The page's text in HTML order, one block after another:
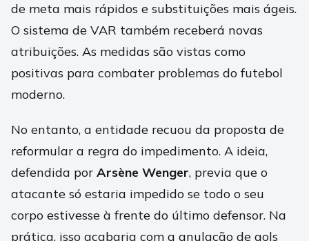
de meta mais rápidos e substituições mais ágeis.
O sistema de VAR também receberá novas
atribuições. As medidas são vistas como
positivas para combater problemas do futebol
moderno.
No entanto, a entidade recuou da proposta de
reformular a regra do impedimento. A ideia,
defendida por Arsène Wenger, previa que o
atacante só estaria impedido se todo o seu
corpo estivesse à frente do último defensor. Na
prática, isso acabaria com a anulação de gols